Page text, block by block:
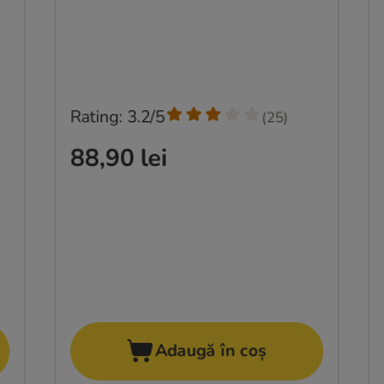
88,90 lei
Rating: 3.2/5 (25)
Adaugă în coș